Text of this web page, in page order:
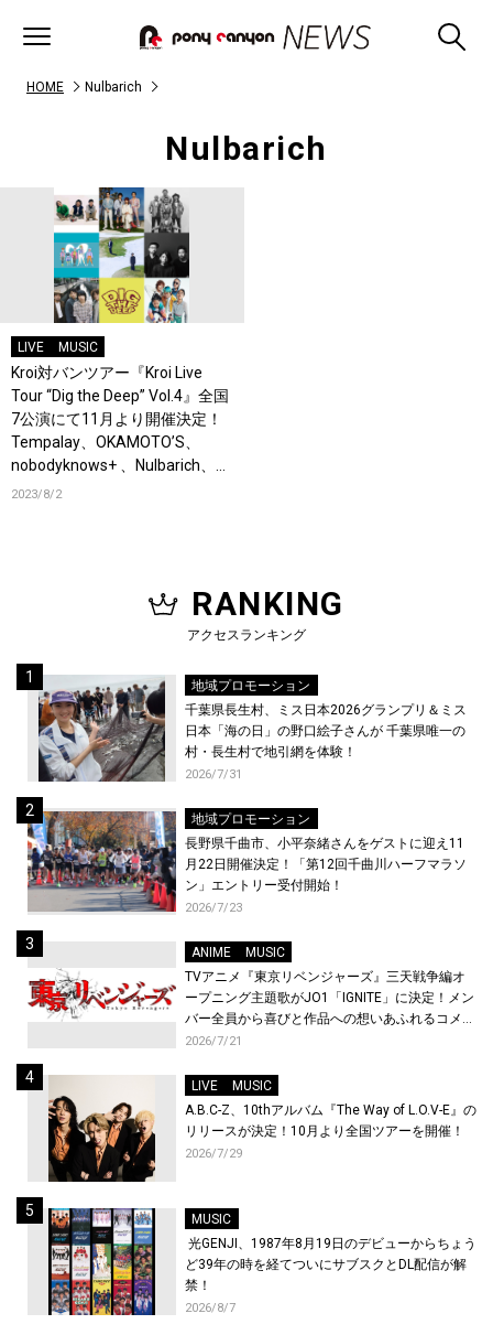
HOME Nulbarich
Nulbarich
LIVE MUSIC
Kroi対バンツアー『Kroi Live
Tour “Dig the Deep” Vol.4』全国
7公演にて11月より開催決定！
Tempalay、OKAMOTO’S、
nobodyknows+ 、Nulbarich、
Bialystocks、Ovall、クリープハ
2023/8/2
RANKING
アクセスランキング
地域プロモーション
千葉県長生村、ミス日本2026グランプリ＆ミス
日本「海の日」の野口絵子さんが 千葉県唯一の
村・長生村で地引網を体験！
2026/7/31
地域プロモーション
長野県千曲市、小平奈緒さんをゲストに迎え11
月22日開催決定！「第12回千曲川ハーフマラソ
ン」エントリー受付開始！
2026/7/23
ANIME
MUSIC
TVアニメ『東京リベンジャーズ』三天戦争編オ
ープニング主題歌がJO1「IGNITE」に決定！メン
バー全員から喜びと作品への想いあふれるコメン
トが到着！9月に東京・大阪で先行上映会を開
2026/7/21
LIVE
MUSIC
A.B.C-Z、10thアルバム『The Way of L.O.V-E』の
リリースが決定！10月より全国ツアーを開催！
2026/7/29
MUSIC
光GENJI、1987年8月19日のデビューからちょう
ど39年の時を経てついにサブスクとDL配信が解
禁！
2026/8/7